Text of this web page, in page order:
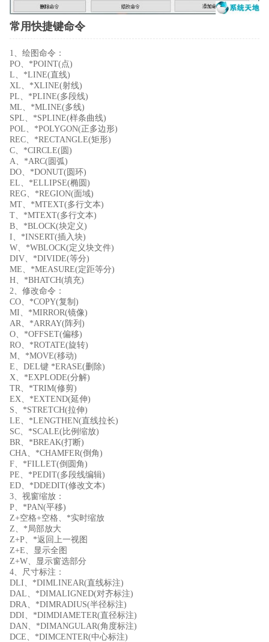
常用快捷键命令
1、绘图命令：
PO、*POINT(点)
L、*LINE(直线)
XL、*XLINE(射线)
PL、*PLINE(多段线)
ML、*MLINE(多线)
SPL、*SPLINE(样条曲线)
POL、*POLYGON(正多边形)
REC、*RECTANGLE(矩形)
C、*CIRCLE(圆)
A、*ARC(圆弧)
DO、*DONUT(圆环)
EL、*ELLIPSE(椭圆)
REG、*REGION(面域)
MT、*MTEXT(多行文本)
T、*MTEXT(多行文本)
B、*BLOCK(块定义)
I、*INSERT(插入块)
W、*WBLOCK(定义块文件)
DIV、*DIVIDE(等分)
ME、*MEASURE(定距等分)
H、*BHATCH(填充)
2、修改命令：
CO、*COPY(复制)
MI、*MIRROR(镜像)
AR、*ARRAY(阵列)
O、*OFFSET(偏移)
RO、*ROTATE(旋转)
M、*MOVE(移动)
E、DEL键 *ERASE(删除)
X、*EXPLODE(分解)
TR、*TRIM(修剪)
EX、*EXTEND(延伸)
S、*STRETCH(拉伸)
LE、*LENGTHEN(直线拉长)
SC、*SCALE(比例缩放)
BR、*BREAK(打断)
CHA、*CHAMFER(倒角)
F、*FILLET(倒圆角)
PE、*PEDIT(多段线编辑)
ED、*DDEDIT(修改文本)
3、视窗缩放：
P、*PAN(平移)
Z+空格+空格、*实时缩放
Z、*局部放大
Z+P、*返回上一视图
Z+E、显示全图
Z+W、显示窗选部分
4、尺寸标注：
DLI、*DIMLINEAR(直线标注)
DAL、*DIMALIGNED(对齐标注)
DRA、*DIMRADIUS(半径标注)
DDI、*DIMDIAMETER(直径标注)
DAN、*DIMANGULAR(角度标注)
DCE、*DIMCENTER(中心标注)